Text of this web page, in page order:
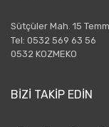
Sütçüler Mah. 15
Tel: 0532 569 63 56
0532 KOZMEKO
BİZİ TAKİP EDİN